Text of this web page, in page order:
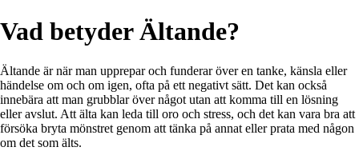
Vad betyder Ältande?
Ältande är när man upprepar och funderar över en tanke, känsla eller
händelse om och om igen, ofta på ett negativt sätt. Det kan också
innebära att man grubblar över något utan att komma till en lösning
eller avslut. Att älta kan leda till oro och stress, och det kan vara bra att
försöka bryta mönstret genom att tänka på annat eller prata med någon
om det som älts.